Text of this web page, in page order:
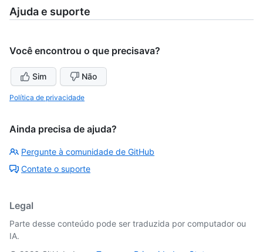
Ajuda e suporte
Você encontrou o que precisava?
Sim Não
Política de privacidade
Ainda precisa de ajuda?
Pergunte à comunidade de GitHub
Contate o suporte
Legal
Parte desse conteúdo pode ser traduzida por computador ou
IA.